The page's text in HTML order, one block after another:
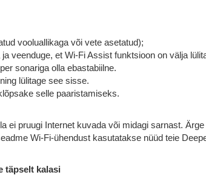
vooluallikaga või vete asetatud);
veenduge, et Wi-Fi Assist funktsioon on välja
sonariga olla ebastabiilne.
lülitage see sisse.
selle paaristamiseks.
ei pruugi Internet kuvada või midagi sarnast.
Wi-Fi-ühendust kasutatakse nüüd teie
täpselt kalasi